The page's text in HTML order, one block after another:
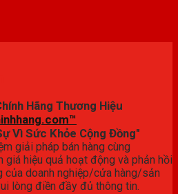
Hãng Thương Hiệu
Vì Sức Khỏe Cộng Đồng"
giải pháp bán hàng cùng
giá hiệu quả hoạt động và phản hồi
của doanh nghiệp/cửa hàng/sản
lòng điền đầy đủ thông tin.